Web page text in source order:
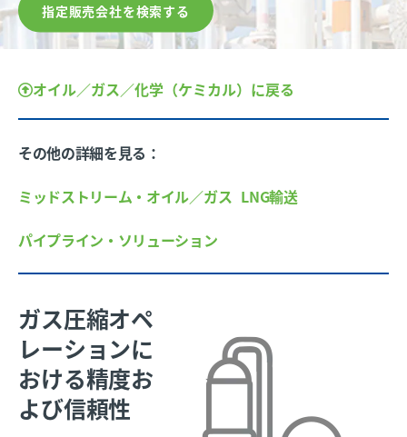
指定販売会社を検索する
オイル／ガス／化学（ケミカル）に戻る
その他の詳細を見る：
ミッドストリーム・オイル／ガス LNG輸送
パイプライン・ソリューション
ガス圧縮オペ
レーションに
おける精度お
よび信頼性